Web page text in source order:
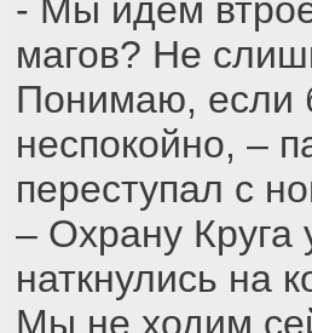
- Мы идем
магов? Не
Понимаю, если
неспокойно, –
переступал с
– Охрану
наткнулись на
Мы не ходим